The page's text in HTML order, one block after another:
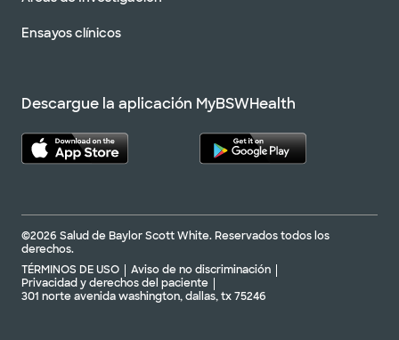
Ensayos clínicos
Descargue la aplicación MyBSWHealth
©2026 Salud de Baylor Scott White. Reservados todos los
derechos.
TÉRMINOS DE USO
Aviso de no discriminación
Privacidad y derechos del paciente
301 norte avenida washington, dallas, tx 75246